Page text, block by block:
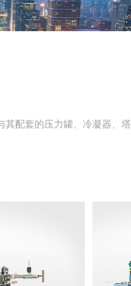
配套的压力罐、冷凝器、塔